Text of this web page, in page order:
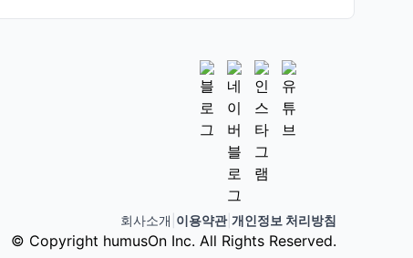
회사소개 이용약관| 개인정보 처리방침
© Copyright humusOn Inc. All Rights Reserved.